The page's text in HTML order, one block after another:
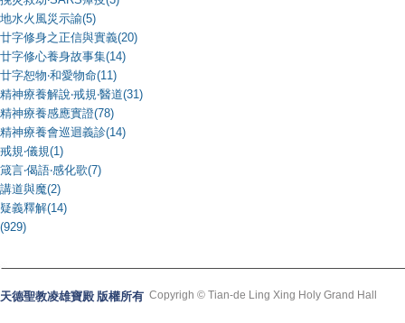
地水火風災示諭(5)
廿字修身之正信與實義(20)
廿字修心養身故事集(14)
廿字恕物‧和愛物命(11)
精神療養解說‧戒規‧醫道(31)
精神療養感應實證(78)
精神療養會巡迴義診(14)
戒規‧儀規(1)
箴言‧偈語‧感化歌(7)
講道與魔(2)
疑義釋解(14)
(929)
天德聖教凌雄寶殿 版權所有 Copyrigh © Tian-de Ling Xing Holy Grand Hall